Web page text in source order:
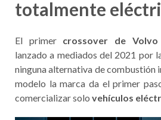
totalmente
El primer crossover de Volvo
lanzado a mediados del 2021 por
ninguna alternativa de combustión
modelo la marca da el primer
comercializar solo vehículos